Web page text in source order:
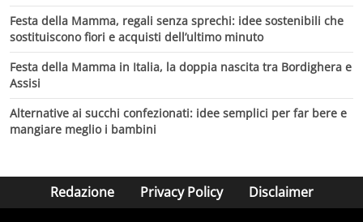
Festa della Mamma, regali senza sprechi: idee sostenibili che
sostituiscono fiori e acquisti dell’ultimo minuto
Festa della Mamma in Italia, la doppia nascita tra Bordighera e
Assisi
Alternative ai succhi confezionati: idee semplici per far bere e
mangiare meglio i bambini
Redazione Privacy Policy Disclaimer